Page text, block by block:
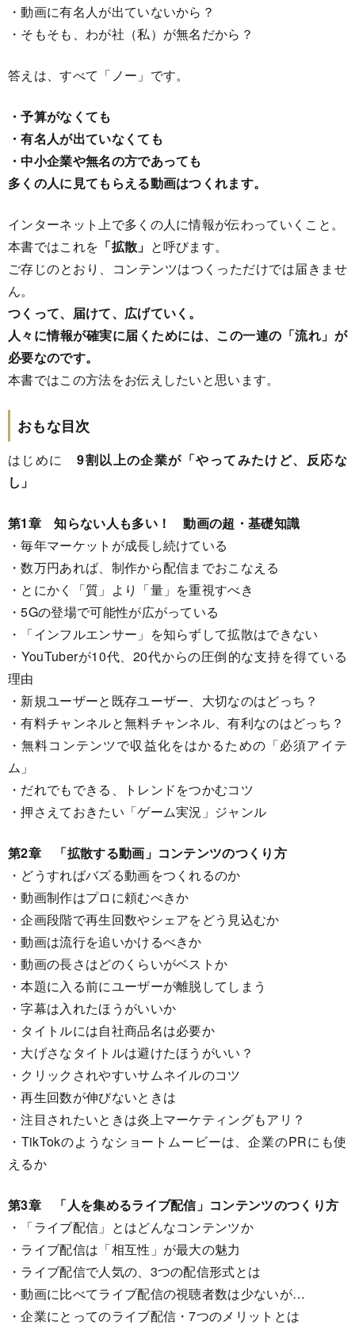
・動画に有名人が出ていないから？
・そもそも、わが社（私）が無名だから？
答えは、すべて「ノー」です。
・予算がなくても
・有名人が出ていなくても
・中小企業や無名の方であっても
多くの人に見てもらえる動画はつくれます。
インターネット上で多くの人に情報が伝わっていくこと。
本書ではこれを 「拡散」 と呼びます。
ご存じのとおり、コンテンツはつくっただけでは届きませ
ん。
つくって、届けて、広げていく。
人々に情報が確実に届くためには、この一連の「流れ」が
必要なのです。
本書ではこの方法をお伝えしたいと思います。
おもな目次
はじめに9割以上の企業が「やってみたけど、反応な
し」
第1章 知らない人も多い！ 動画の超・基礎知識
・毎年マーケットが成長し続けている
・数万円あれば、制作から配信までおこなえる
・とにかく「質」より「量」を重視すべき
・5Gの登場で可能性が広がっている
・「インフルエンサー」を知らずして拡散はできない
・YouTuberが10代、20代からの圧倒的な支持を得ている
理由
・新規ユーザーと既存ユーザー、大切なのはどっち？
・有料チャンネルと無料チャンネル、有利なのはどっち？
・無料コンテンツで収益化をはかるための「必須アイテ
ム」
・だれでもできる、トレンドをつかむコツ
・押さえておきたい「ゲーム実況」ジャンル
第2章 「拡散する動画」コンテンツのつくり方
・どうすればバズる動画をつくれるのか
・動画制作はプロに頼むべきか
・企画段階で再生回数やシェアをどう見込むか
・動画は流行を追いかけるべきか
・動画の長さはどのくらいがベストか
・本題に入る前にユーザーが離脱してしまう
・字幕は入れたほうがいいか
・タイトルには自社商品名は必要か
・大げさなタイトルは避けたほうがいい？
・クリックされやすいサムネイルのコツ
・再生回数が伸びないときは
・注目されたいときは炎上マーケティングもアリ？
・TikTokのようなショートムービーは、企業のPRにも使
えるか
第3章 「人を集めるライブ配信」コンテンツのつくり方
・「ライブ配信」とはどんなコンテンツか
・ライブ配信は「相互性」が最大の魅力
・ライブ配信で人気の、3つの配信形式とは
・動画に比べてライブ配信の視聴者数は少ないが…
・企業にとってのライブ配信・7つのメリットとは